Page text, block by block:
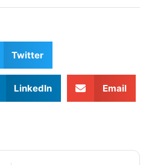
Twitter
LinkedIn Email